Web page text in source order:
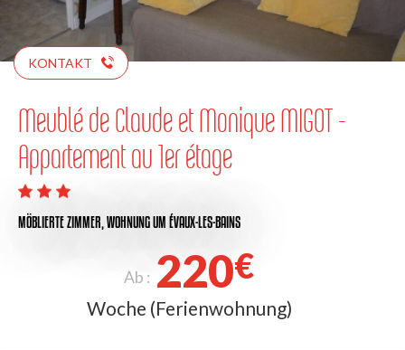
KONTAKT
Meublé de Claude et Monique MIGOT -
Appartement au 1er étage
MÖBLIERTE ZIMMER, WOHNUNGUM ÉVAUX-LES-BAINS
Ab : 220€
Woche (Ferienwohnung)